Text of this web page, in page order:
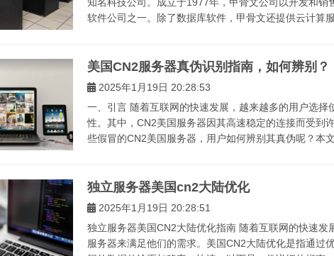
软件公司之一。除了数据库软件，甲骨文还提供云计算
美国CN2服务器真伪识别指南，如何辨别？
2025年1月19日 20:28:53
一、引言 随着互联网的快速发展，越来越多的用户选择
性。其中，CN2美国服务器因其高速稳定的连接而受到
些假冒的CN2美国服务器，用户如何辨别其真伪呢？本
独立服务器美国cn2大陆优化
2025年1月19日 20:28:51
独立服务器美国CN2大陆优化指南 随着互联网的快速发
服务器来满足他们的需求。美国CN2大陆优化是指通过